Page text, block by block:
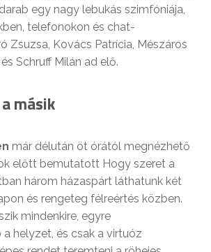
egy nagy lebukás szimfóniája,
telefonokon és chat-
Zsuzsa, Kovács Patrícia, Mészáros
Schruff Milán ad elő.
másik
már délután öt órától megnézhető
előtt bemutatott Hogy szeret a
három házaspárt láthatunk két
és rengeteg félreértés közben.
mindenkire, egyre
helyzet, és csak a virtuóz